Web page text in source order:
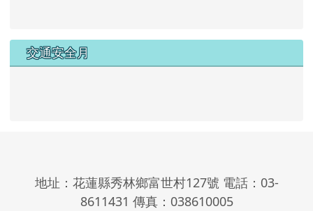
交通安全月
地址：花蓮縣秀林鄉富世村127號 電話：03-
8611431 傳真：038610005